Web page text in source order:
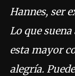
Hannes, ser
Lo que
esta mayor
alegría.